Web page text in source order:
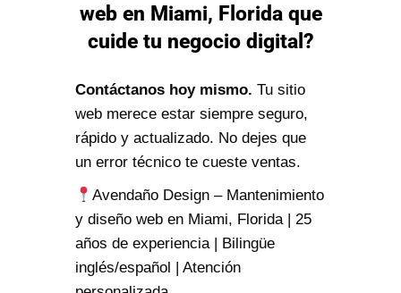
web en Miami, Florida que
cuide tu negocio digital?
Contáctanos hoy mismo. Tu sitio
web merece estar siempre seguro,
rápido y actualizado. No dejes que
un error técnico te cueste ventas.
Avendaño Design – Mantenimiento
y diseño web en Miami, Florida | 25
años de experiencia | Bilingüe
inglés/español | Atención